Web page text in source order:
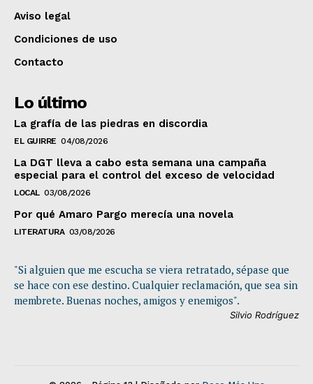
Aviso legal
Condiciones de uso
Contacto
Lo último
La grafía de las piedras en discordia
EL GUIRRE 04/08/2026
La DGT lleva a cabo esta semana una campaña
especial para el control del exceso de velocidad
LOCAL 03/08/2026
Por qué Amaro Pargo merecía una novela
LITERATURA 03/08/2026
"Si alguien que me escucha se viera retratado, sépase que
se hace con ese destino. Cualquier reclamación, que sea sin
membrete. Buenas noches, amigos y enemigos".
Silvio Rodríguez